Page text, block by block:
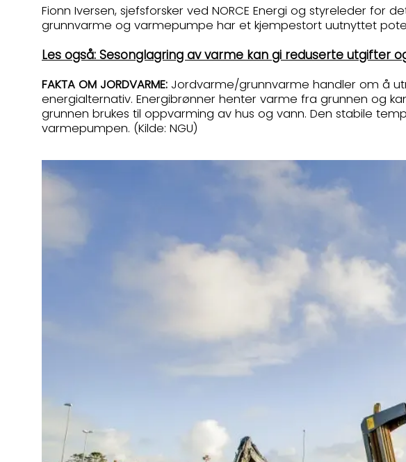
Fionn Iversen, sjefsforsker ved NORCE Energi og styreleder for
grunnvarme og varmepumpe har et kjempestort uutnyttet
Les også: Sesonglagring av varme kan gi reduserte utgifter
FAKTA OM JORDVARME: Jordvarme/grunnvarme handler om å
energialternativ. Energibrønner henter varme fra grunnen og
grunnen brukes til oppvarming av hus og vann. Den stabile
varmepumpen. (Kilde: NGU)